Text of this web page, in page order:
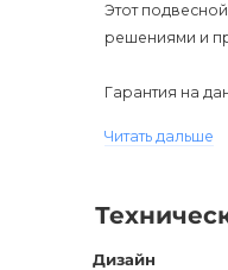
Этот
решениями и
Гарантия на
Стоимость
SELENITE
Позвольте ему
Читать дальше
Дизайн